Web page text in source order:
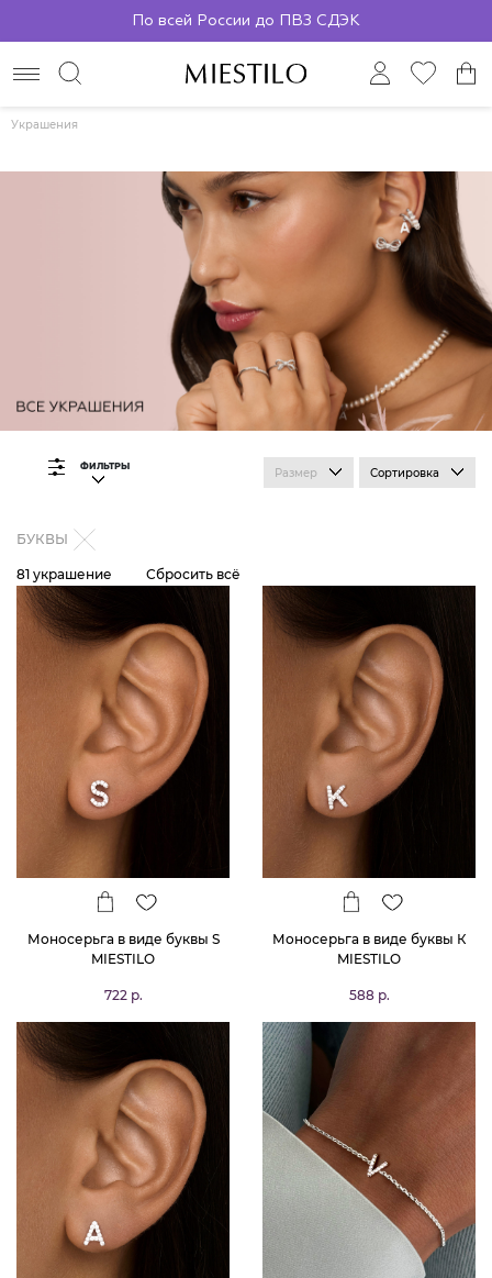
По всей России до ПВЗ СДЭК
Украшения
ФИЛЬТРЫ Размер Сортировка
БУКВЫ
81 украшение Сбросить всё
Моносерьга в виде буквы S
MIESTILO
722 р.
Моносерьга в виде буквы К
MIESTILO
588 р.